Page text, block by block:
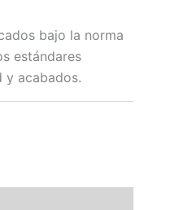
bajo la norma
estándares
y acabados.